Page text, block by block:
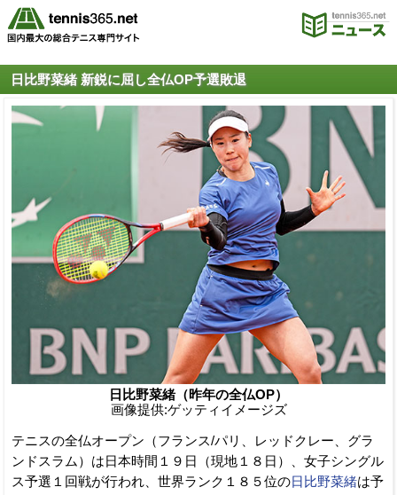
日比野菜緒 新鋭に屈し全仏OP予選敗退
日比野菜緒（昨年の全仏OP）
画像提供:ゲッティイメージズ
テニスの全仏オープン（フランス/パリ、レッドクレー、グラ
ンドスラム）は日本時間１９日（現地１８日）、女子シングル
ス予選１回戦が行われ、世界ランク１８５位の日比野菜緒は予